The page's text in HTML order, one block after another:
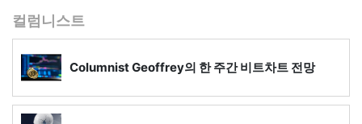
컬럼니스트
Columnist Geoffrey의 한 주간 비트차트 전망